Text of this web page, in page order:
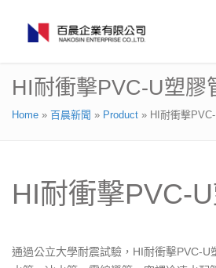
HI耐衝擊PVC-U塑膠
Home » 百晨新聞 » Product » HI耐衝擊
HI耐衝擊PVC-
通過公立大學耐震試驗，HI耐衝擊PVC-U